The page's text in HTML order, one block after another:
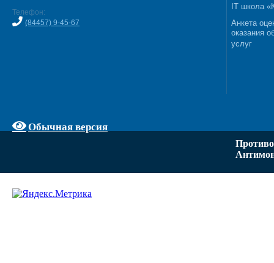
Телефон:
(84457) 9-45-67
Обычная версия
IT школа
Анкета
оказания
услуг